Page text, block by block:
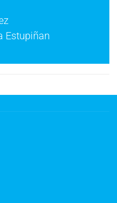
Estupiñan